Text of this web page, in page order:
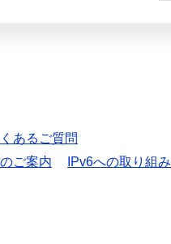
あるご質問
ご案内
IPv6への取り組み